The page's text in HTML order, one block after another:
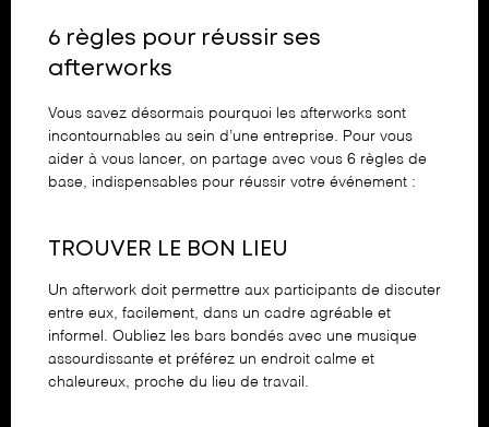
6 règles pour réussir ses
afterworks
Vous savez désormais pourquoi les afterworks sont
incontournables au sein d’une entreprise. Pour vous
aider à vous lancer, on partage avec vous 6 règles de
base, indispensables pour réussir votre événement :
TROUVER LE BON LIEU
Un afterwork doit permettre aux participants de discuter
entre eux, facilement, dans un cadre agréable et
informel. Oubliez les bars bondés avec une musique
assourdissante et préférez un endroit calme et
chaleureux, proche du lieu de travail.